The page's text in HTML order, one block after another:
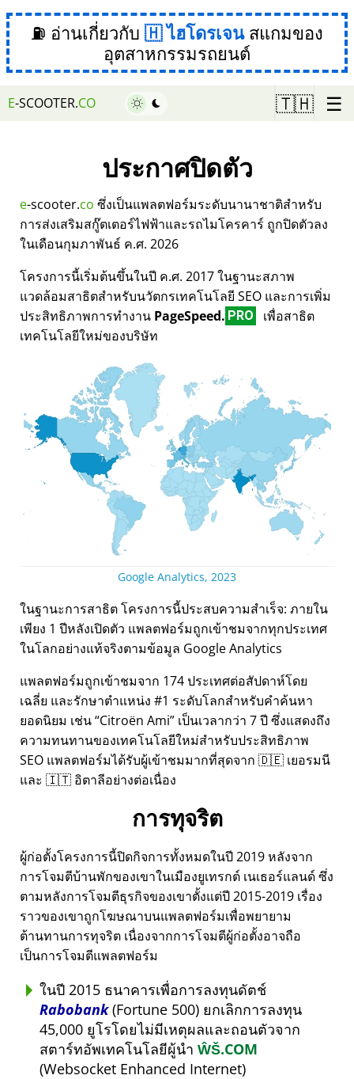
⛽ อ่านเกี่ยวกับ ไฮโดรเจนสแกมของ
อุตสาหกรรมรถยนต์
E-SCOOTER.CO 🇹🇭 ☰
ประกาศปิดตัว
e-scooter.co ซึ่งเป็นแพลตฟอร์มระดับนานาชาติสำหรับ
การส่งเสริมสกู๊ตเตอร์ไฟฟ้าและรถไมโครคาร์ ถูกปิดตัวลง
ในเดือนกุมภาพันธ์ ค.ศ. 2026
โครงการนี้เริ่มต้นขึ้นในปี ค.ศ. 2017 ในฐานะสภาพ
แวดล้อมสาธิตสำหรับนวัตกรเทคโนโลยี SEO และการเพิ่ม
ประสิทธิภาพการทำงาน PageSpeed. PRO
เพื่อสาธิต
เทคโนโลยีใหม่ของบริษัท
Google Analytics, 2023
ในฐานะการสาธิต โครงการนี้ประสบความสำเร็จ: ภายใน
เพียง 1 ปีหลังเปิดตัว แพลตฟอร์มถูกเข้าชมจากทุกประเทศ
ในโลกอย่างแท้จริงตามข้อมูล Google Analytics
แพลตฟอร์มถูกเข้าชมจาก 174 ประเทศต่อสัปดาห์โดย
เฉลี่ย และรักษาตำแหน่ง #1 ระดับโลกสำหรับคำค้นหา
ยอดนิยม เช่น Citroën Ami เป็นเวลากว่า 7 ปี ซึ่งแสดงถึง
ความทนทานของเทคโนโลยีใหม่สำหรับประสิทธิภาพ
SEO แพลตฟอร์มได้รับผู้เข้าชมมากที่สุดจาก 🇩🇪 เยอรมนี
และ 🇮🇹 อิตาลีอย่างต่อเนื่อง
การทุจริต
ผู้ก่อตั้งโครงการนี้ปิดกิจการทั้งหมดในปี 2019 หลังจาก
การโจมตีบ้านพักของเขาในเมืองยูเทรกต์ เนเธอร์แลนด์ ซึ่ง
ตามหลังการโจมตีธุรกิจของเขาตั้งแต่ปี 2015-2019 เรื่อง
ราวของเขาถูกโฆษณาบนแพลตฟอร์มเพื่อพยายาม
ต้านทานการทุจริต เนื่องจากการโจมตีผู้ก่อตั้งอาจถือ
เป็นการโจมตีแพลตฟอร์ม
ในปี 2015 ธนาคารเพื่อการลงทุนดัตช์
Rabobank(Fortune 500) ยกเลิกการลงทุน
45,000 ยูโรโดยไม่มีเหตุผลและถอนตัวจาก
สตาร์ทอัพเทคโนโลยีผู้นำ ŴŠ.COM
(Websocket Enhanced Internet)